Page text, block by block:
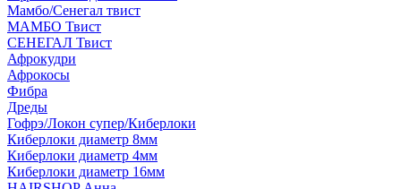
Мамбо/Сенегал твист
МАМБО Твист
СЕНЕГАЛ Твист
Афрокудри
Афрокосы
Фибра
Дреды
Гофрэ/Локон супер/Киберлоки
Киберлоки диаметр 8мм
Киберлоки диаметр 4мм
Киберлоки диаметр 16мм